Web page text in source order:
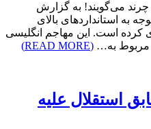
چرند می‌گویند! به گزارش
به استانداردهای بالای
است. این مهاجم انگلیسی
مربوط به… (READ MORE)
استقلال علیه